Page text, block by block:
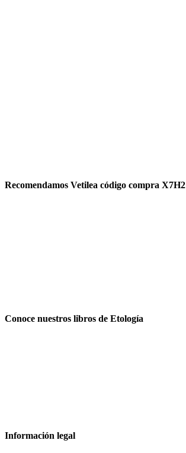
Recomendamos Vetilea código compra X7H2
Conoce nuestros libros de Etología
Información legal